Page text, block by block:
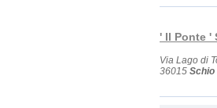
' Il Ponte '
Via Lago di
36015 Schio